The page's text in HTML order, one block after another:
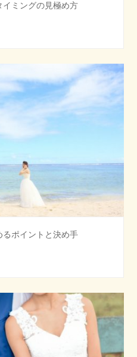
ミングの見極め方
るポイントと決め手